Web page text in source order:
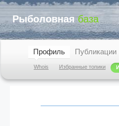
Рыболовная база
Профиль
Whois Избранные топики
Публикации